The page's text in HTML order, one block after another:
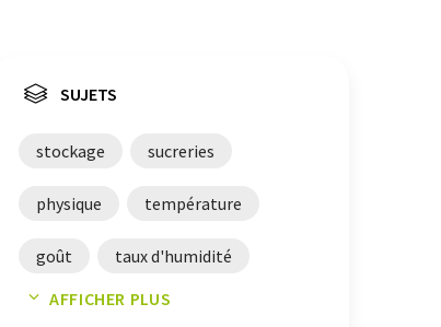
SUJETS
stockage sucreries
physique température
goût taux d'humidité
molécules recettes
AFFICHER PLUS